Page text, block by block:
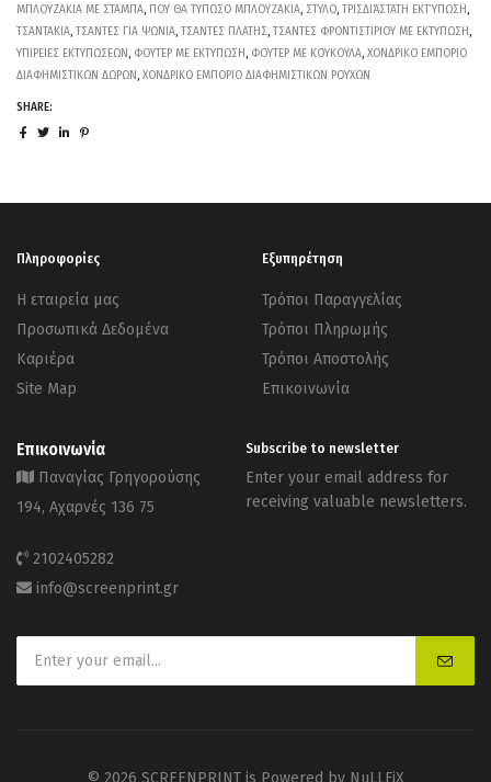
ΜΠΛΟΥΖΑΚΙΑ ΜΕ ΣΤΑΜΠΑ, ΠΟΥ ΘΑ ΤΥΠΩΣΟ ΜΠΛΟΥΖΑΚΙΑ, ΣΤΥΛΟ, ΤΡΙΣΔΙΆΣΤΑΤΗ ΕΚΤΎΠΩΣΗ,
ΤΣΑΝΤΑΚΙΑ, ΤΣΑΝΤΕΣ ΓΙΑ ΨΩΝΙΑ, ΤΣΑΝΤΕΣ ΠΛΑΤΗΣ, ΤΣΑΝΤΕΣ ΦΡΟΝΤΙΣΤΙΡΙΟΥ ΜΕ ΕΚΤΥΠΩΣΗ,
ΥΠΙΡΕΙΕΣ ΕΚΤΥΠΩΣΕΩΝ, ΦΟΥΤΕΡ ΜΕ ΕΚΤΥΠΩΣΗ, ΦΟΥΤΕΡ ΜΕ ΚΟΥΚΟΥΛΑ, ΧΟΝΔΡΙΚΟ ΕΜΠΟΡΙΟ
ΔΙΑΦΗΜΙΣΤΙΚΩΝ ΔΩΡΩΝ, ΧΟΝΔΡΙΚΟ ΕΜΠΟΡΙΟ ΔΙΑΦΗΜΙΣΤΙΚΩΝ ΡΟΥΧΩΝ
SHARE:
Πληροφορίες
Η εταιρεία μας
Προσωπικά Δεδομένα
Καριέρα
Site Map
Εξυπηρέτηση
Τρόποι Παραγγελίας
Τρόποι Πληρωμής
Τρόποι Αποστολής
Επικοινωνία
Επικοινωνία
Παναγίας Γρηγορούσης
194, Αχαρνές 136 75
2102405282
info@screenprint.gr
Subscribe to newsletter
Enter your email address for
receiving valuable newsletters.